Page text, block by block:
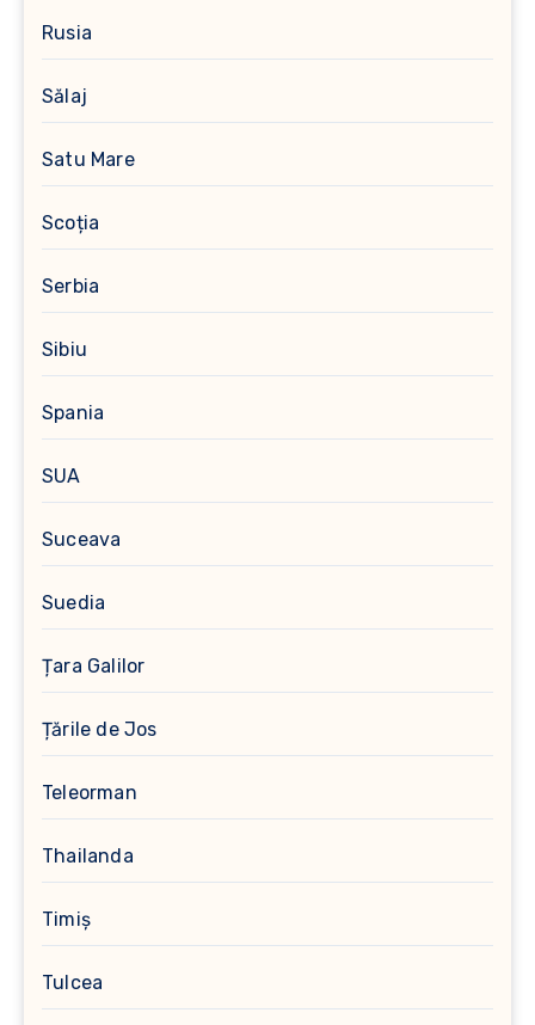
Rusia
Sălaj
Satu Mare
Scoția
Serbia
Sibiu
Spania
SUA
Suceava
Suedia
Țara Galilor
Țările de Jos
Teleorman
Thailanda
Timiș
Tulcea